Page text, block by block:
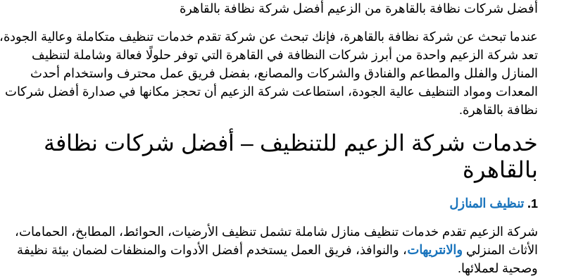
أفضل شركات نظافة بالقاهرة من الزعيم أفضل شركة نظافة بالقاهرة
عندما تبحث عن شركة نظافة بالقاهرة، فإنك تبحث عن شركة تقدم خدمات تنظيف متكاملة وعالية الجودة،
تعد شركة الزعيم واحدة من أبرز شركات النظافة في القاهرة التي توفر حلولًا فعالة وشاملة لتنظيف
المنازل والفلل والمطاعم والفنادق والشركات والمصانع، بفضل فريق عمل محترف واستخدام أحدث
المعدات ومواد التنظيف عالية الجودة، استطاعت شركة الزعيم أن تحجز مكانها في صدارة أفضل شركات
نظافة بالقاهرة.
خدمات شركة الزعيم للتنظيف – أفضل شركات نظافة
بالقاهرة
1. تنظيف المنازل
شركة الزعيم تقدم خدمات تنظيف منازل شاملة تشمل تنظيف الأرضيات، الحوائط، المطابخ، الحمامات،
الأثاث المنزلي والانتريهات، والنوافذ، فريق العمل يستخدم أفضل الأدوات والمنظفات لضمان بيئة نظيفة
وصحية لعملائها.